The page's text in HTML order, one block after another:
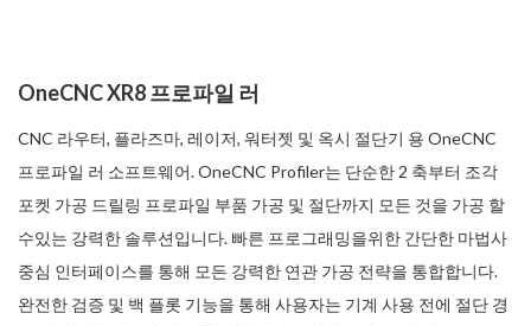
OneCNC XR8 프로파일 러
CNC 라우터, 플라즈마, 레이저, 워터젯 및 옥시 절단기 용 OneCNC
프로파일 러 소프트웨어. OneCNC Profiler는 단순한 2 축부터 조각
포켓 가공 드릴링 프로파일 부품 가공 및 절단까지 모든 것을 가공 할
수있는 강력한 솔루션입니다. 빠른 프로그래밍을위한 간단한 마법사
중심 인터페이스를 통해 모든 강력한 연관 가공 전략을 통합합니다.
완전한 검증 및 백 플롯 기능을 통해 사용자는 기계 사용 전에 절단 경